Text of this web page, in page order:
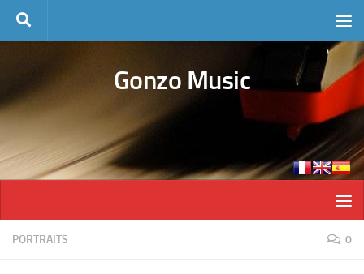
Skip to content
Gonzo Music
PORTRAITS 0